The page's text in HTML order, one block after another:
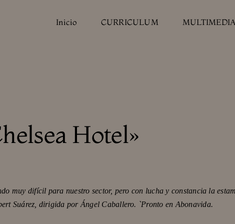
Inicio CURRICULUM MULTIMEDIA
Hotel»
muy difícil para nuestro sector, pero con lucha y constancia la
Suárez, dirigida por Ángel Caballero. `Pronto en Abonavida.